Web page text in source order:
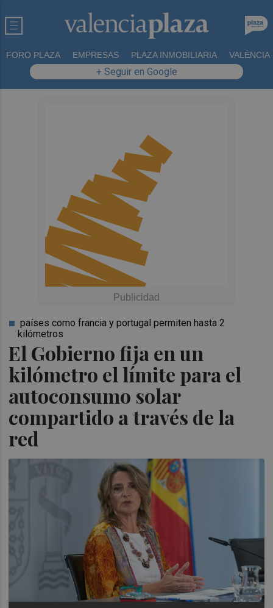
FORO PLAZA EMPRESAS PLAZA INMOBILIARIA VALÈNCIA
+ Seguir en Google
El Gobierno fija en un
kilómetro el límite para el
autoconsumo solar
compartido a través de la
red
países como francia y portugal permiten hasta 2
kilómetros